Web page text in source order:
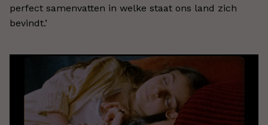
perfect samenvatten in welke staat ons land zich
bevindt.’